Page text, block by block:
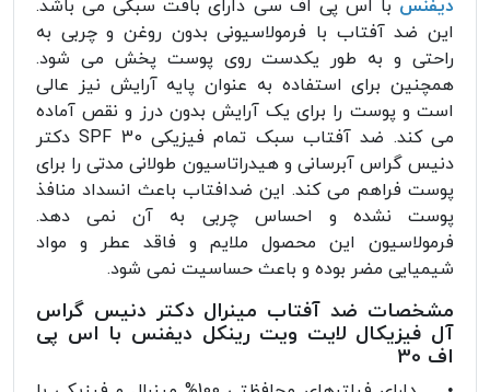
دیفنس با اس پی اف سی دارای بافت سبکی می باشد.
این ضد آفتاب با فرمولاسیونی بدون روغن و چربی به
راحتی و به طور یکدست روی پوست پخش می شود.
همچنین برای استفاده به عنوان پایه آرایش نیز عالی
است و پوست را برای یک آرایش بدون درز و نقص آماده
می کند. ضد آفتاب سبک تمام فیزیکی SPF 30 دکتر
دنیس گراس آبرسانی و هیدراتاسیون طولانی مدتی را برای
پوست فراهم می کند. این ضدافتاب باعث انسداد منافذ
پوست نشده و احساس چربی به آن نمی دهد.
فرمولاسیون این محصول ملایم و فاقد عطر و مواد
شیمیایی مضر بوده و باعث حساسیت نمی شود.
مشخصات ضد آفتاب مینرال دکتر دنیس گراس
آل فیزیکال لایت ویت رینکل دیفنس با اس پی
اف 30